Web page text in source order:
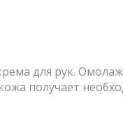
для рук.
получает